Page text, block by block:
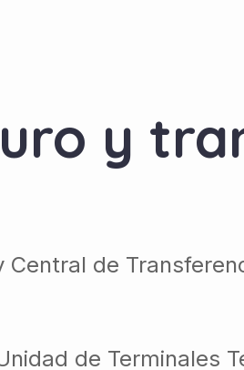
y
de
de Terminales